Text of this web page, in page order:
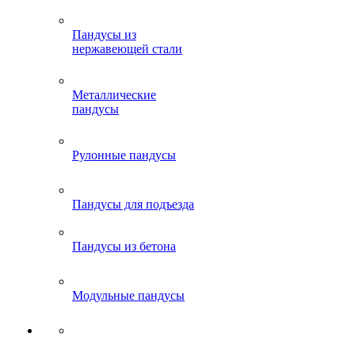
Пандусы из
нержавеющей стали
Металлические
пандусы
Рулонные пандусы
Пандусы для подъезда
Пандусы из бетона
Модульные пандусы